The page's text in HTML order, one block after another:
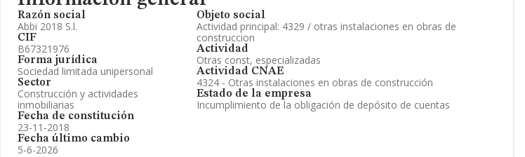
Razón social
Abbi 2018 S.l.
CIF
B67321976
Forma jurídica
Sociedad limitada unipersonal
Sector
Construcción y actividades
inmobiliarias
Fecha de constitución
23-11-2018
Fecha último cambio
5-6-2026
Objeto social
Actividad principal: 4329 / otras instalaciones en obras de
construccion
Actividad
Otras const, especializadas
Actividad CNAE
4324 - Otras instalaciones en obras de construcción
Estado de la empresa
Incumplimiento de la obligación de depósito de cuentas